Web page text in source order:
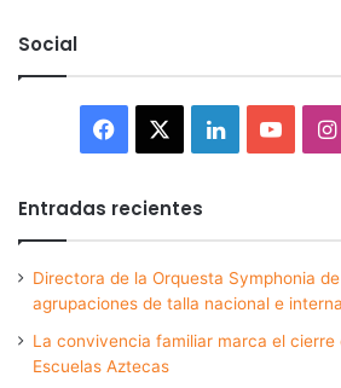
Social
Facebook LinkedIn
Entradas recientes
Directora de la Orquesta Symphonia
agrupaciones de talla nacional e
La convivencia familiar marca el cierre
Escuelas Aztecas